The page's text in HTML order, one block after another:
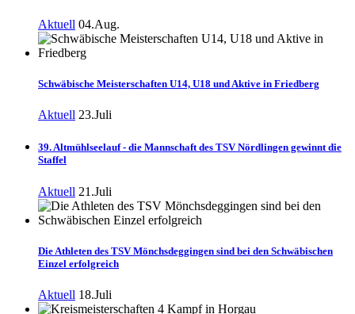
Aktuell 04.Aug.
Schwäbische Meisterschaften U14, U18 und Aktive in Friedberg
Aktuell 23.Juli
39. Altmühlseelauf - die Mannschaft des TSV Nördlingen gewinnt die
Staffel
Aktuell 21.Juli
Die Athleten des TSV Mönchsdeggingen sind bei den Schwäbischen
Einzel erfolgreich
Aktuell 18.Juli